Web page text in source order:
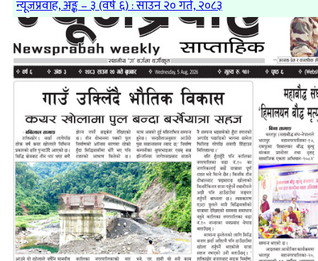
न्यूजप्रवाह, अङ्क – ३ (वर्ष ६) : साउन २० गते, २०८३